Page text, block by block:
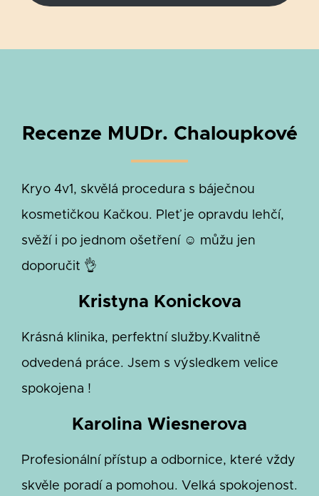
Recenze MUDr. Chaloupkové
Kryo 4v1, skvělá procedura s báječnou
kosmetičkou Kačkou. Pleť je opravdu lehčí,
svěží i po jednom ošetření ☺ můžu jen
doporučit 👌
Kristyna Konickova
Krásná klinika, perfektní služby.Kvalitně
odvedená práce. Jsem s výsledkem velice
spokojena !
Karolina Wiesnerova
Profesionální přístup a odbornice, které vždy
skvěle poradí a pomohou. Velká spokojenost.